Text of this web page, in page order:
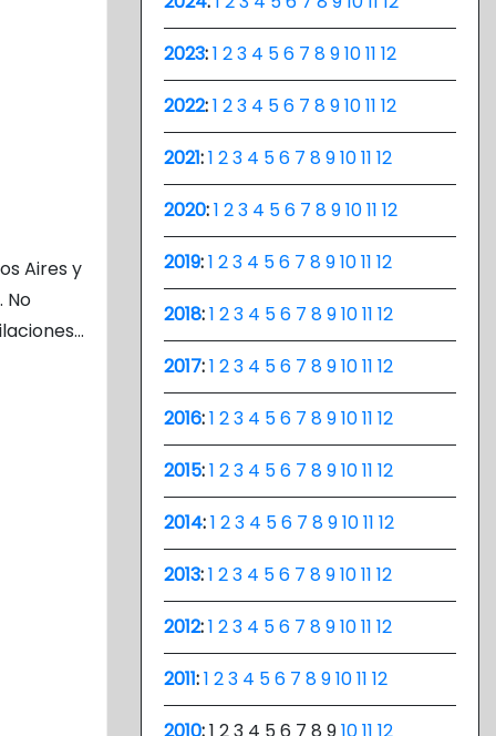
Aires y
No
2023:1 23 4 56 7 891011 12
2022:1 23 4 56 7 891011 12
2021:1 23 4 56 7 891011 12
2020:1 23 4 56 7 891011 12
2019:1 23 4 56 7 891011 12
2018:1 23 4 56 7 891011 12
2017:1 23 4 56 7 891011 12
2016:1 23 4 56 7 891011 12
2015:1 23 4 56 7 891011 12
2014:1 23 4 56 7 891011 12
2013:1 23 4 56 7 891011 12
2012:1 23 4 56 7 891011 12
2011:1 23 4 56 7 891011 12